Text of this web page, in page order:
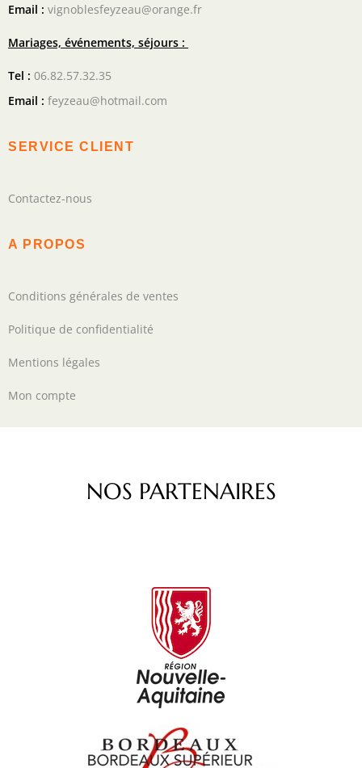
Email : vignoblesfeyzeau@orange.fr
Mariages, événements, séjours :
Tel : 06.82.57.32.35
Email : feyzeau@hotmail.com
SERVICE CLIENT
Contactez-nous
A PROPOS
Conditions générales de ventes
Politique de confidentialité
Mentions légales
Mon compte
NOS PARTENAIRES